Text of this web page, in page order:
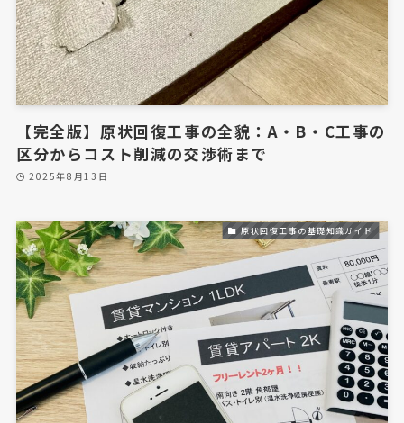
リフォームの施工事例
内装工事の施工事例
ハウスクリーニングの施工事例
会社案内
経営理念
ビジョン
代表者挨拶
【完全版】原状回復工事の全貌：A・B・C工事の
区分からコスト削減の交渉術まで
2025年8月13日
原状回復工事の基礎知識ガイド